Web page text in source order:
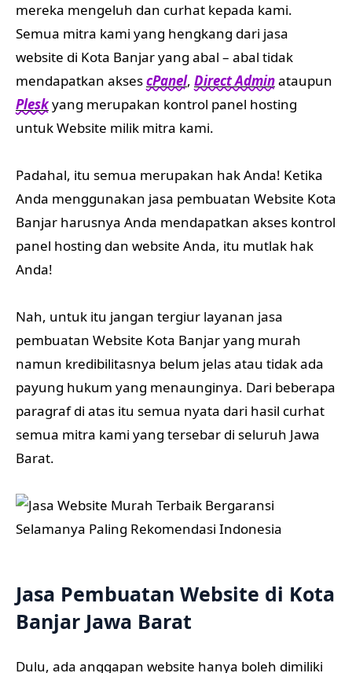
mereka mengeluh dan curhat kepada kami.
Semua mitra kami yang hengkang dari jasa
website di Kota Banjar yang abal – abal tidak
mendapatkan aksescPanel, Direct Adminataupun
Pleskyang merupakan kontrol panel hosting
untuk Website milik mitra kami.
Padahal, itu semua merupakan hak Anda! Ketika
Anda menggunakan jasa pembuatan Website Kota
Banjar harusnya Anda mendapatkan akses kontrol
panel hosting dan website Anda, itu mutlak hak
Anda!
Nah, untuk itu jangan tergiur layanan jasa
pembuatan Website Kota Banjar yang murah
namun kredibilitasnya belum jelas atau tidak ada
payung hukum yang menaunginya. Dari beberapa
paragraf di atas itu semua nyata dari hasil curhat
semua mitra kami yang tersebar di seluruh Jawa
Barat.
Jasa Pembuatan Website di Kota
Banjar Jawa Barat
Dulu, ada anggapan website hanya boleh dimiliki